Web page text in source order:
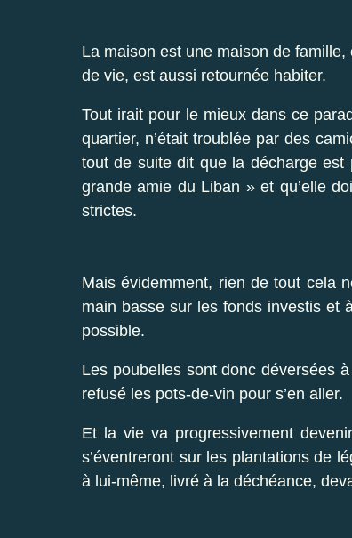
La maison est une maison de
de vie, est aussi retournée habiter.
Tout irait pour le mieux dans ce
quartier, n’était troublée par des
tout de suite dit que la décharge
grande amie du Liban » et qu’elle
strictes.
Mais évidemment, rien de tout cela
main basse sur les fonds investis et
possible.
Les poubelles sont donc déversées
refusé les pots-de-vin pour s’en aller.
Et la vie va progressivement
s’éventreront sur les plantations de
à lui-même, livré à la déchéance,